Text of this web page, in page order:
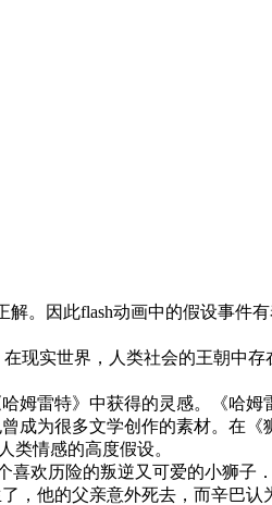
。因此flash动画中的假设事件
现实世界，人类社会的王朝中
姆雷特》中获得的灵感。《哈
为很多文学创作的素材。在《
类情感的高度假设。
喜欢历险的叛逆又可爱的小狮子
，他的父亲意外死去，而辛巴认